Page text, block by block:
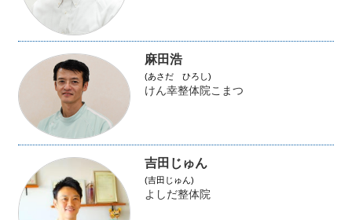
麻田浩
(あさだ ひろし)
けん幸整体院こまつ
吉田じゅん
(吉田じゅん)
よしだ整体院